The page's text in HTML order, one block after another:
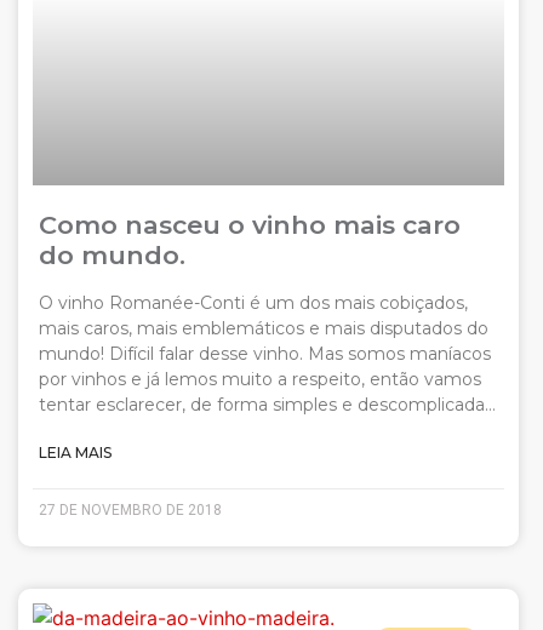
Como nasceu o vinho mais caro
do mundo.
O vinho Romanée-Conti é um dos mais cobiçados,
mais caros, mais emblemáticos e mais disputados do
mundo! Difícil falar desse vinho. Mas somos maníacos
por vinhos e já lemos muito a respeito, então vamos
tentar esclarecer, de forma simples e descomplicada…
LEIA MAIS
27 DE NOVEMBRO DE 2018